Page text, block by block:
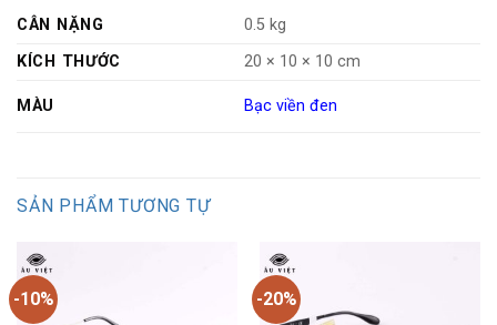
CÂN NẶNG
0.5 kg
KÍCH THƯỚC
20 × 10 × 10 cm
MÀU Bạc viền đen
SẢN PHẨM TƯƠNG TỰ
-10% -20%